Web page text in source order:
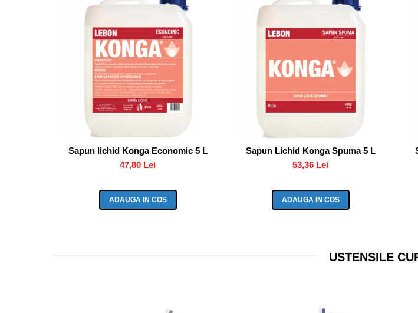
Sapun lichid Konga Economic 5 L
47,80 Lei
ADAUGA IN COS
Sapun Lichid Konga Spuma 5 L
53,36 Lei
ADAUGA IN COS
USTENSILE